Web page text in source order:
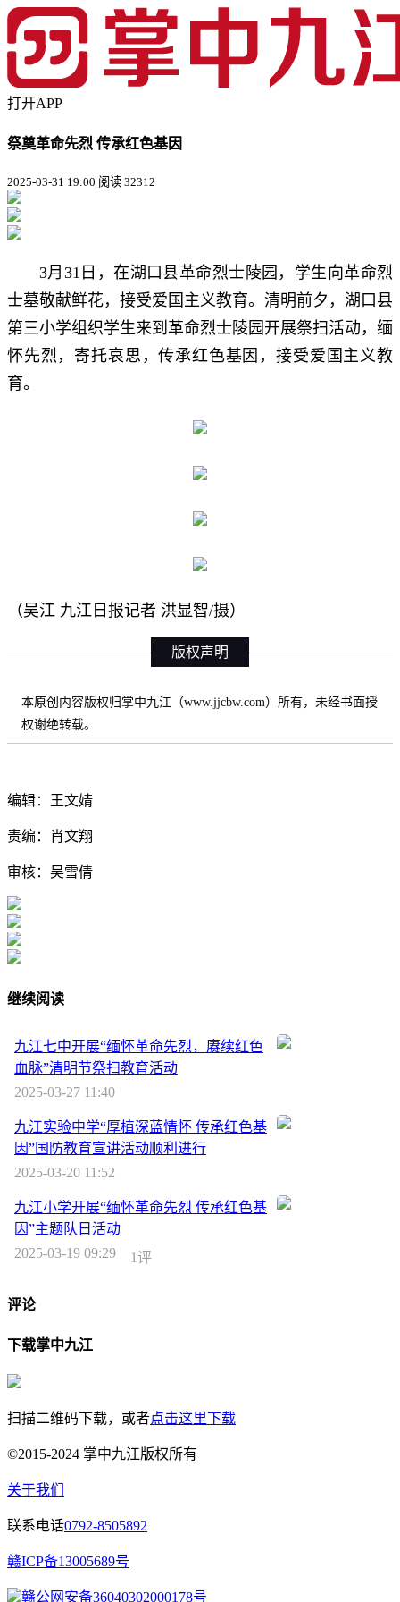
打开APP
祭奠革命先烈 传承红色基因
2025-03-31 19:00 阅读 32312
3月31日，在湖口县革命烈士陵园，学生向革命烈
士墓敬献鲜花，接受爱国主义教育。清明前夕，湖口县
第三小学组织学生来到革命烈士陵园开展祭扫活动，缅
怀先烈，寄托哀思，传承红色基因，接受爱国主义教
育。
（吴江 九江日报记者 洪显智/摄）
版权声明
本原创内容版权归掌中九江（www.jjcbw.com）所有，未经书面授
权谢绝转载。
编辑：王文婧
责编：肖文翔
审核：吴雪倩
继续阅读
九江七中开展“缅怀革命先烈，赓续红色
血脉”清明节祭扫教育活动
2025-03-27 11:40
九江实验中学“厚植深蓝情怀 传承红色基
因”国防教育宣讲活动顺利进行
2025-03-20 11:52
九江小学开展“缅怀革命先烈 传承红色基
因”主题队日活动
2025-03-19 09:29
1评
评论
下载掌中九江
扫描二维码下载，或者点击这里下载
©2015-2024 掌中九江版权所有
关于我们
联系电话0792-8505892
赣ICP备13005689号
赣公网安备36040302000178号